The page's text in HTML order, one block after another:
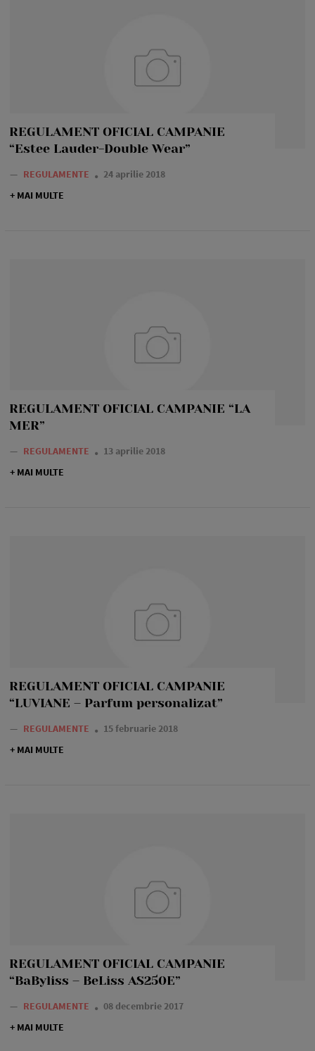
REGULAMENT OFICIAL CAMPANIE
“Estee Lauder-Double Wear”
— REGULAMENTE
24 aprilie 2018
+ MAI MULTE
REGULAMENT OFICIAL CAMPANIE “LA
MER”
— REGULAMENTE
13 aprilie 2018
+ MAI MULTE
REGULAMENT OFICIAL CAMPANIE
“LUVIANE – Parfum personalizat”
— REGULAMENTE
15 februarie 2018
+ MAI MULTE
REGULAMENT OFICIAL CAMPANIE
“BaByliss – BeLiss AS250E”
— REGULAMENTE
08 decembrie 2017
+ MAI MULTE